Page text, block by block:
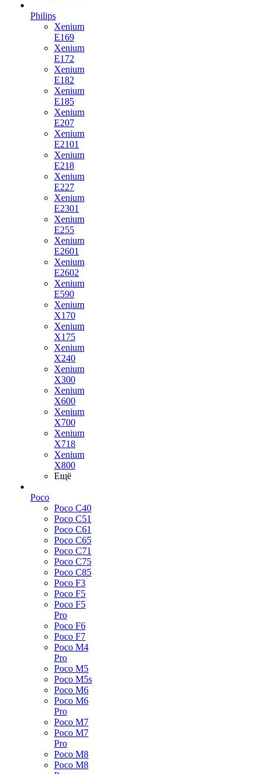
Philips
Xenium
E169
Xenium
E172
Xenium
E182
Xenium
E185
Xenium
E207
Xenium
E2101
Xenium
E218
Xenium
E227
Xenium
E2301
Xenium
E255
Xenium
E2601
Xenium
E2602
Xenium
E590
Xenium
X170
Xenium
X175
Xenium
X240
Xenium
X300
Xenium
X600
Xenium
X700
Xenium
X718
Xenium
X800
Ещё
Poco
Poco C40
Poco C51
Poco C61
Poco C65
Poco C71
Poco C75
Poco C85
Poco F3
Poco F5
Poco F5
Pro
Poco F6
Poco F7
Poco M4
Pro
Poco M5
Poco M5s
Poco M6
Poco M6
Pro
Poco M7
Poco M7
Pro
Poco M8
Poco M8